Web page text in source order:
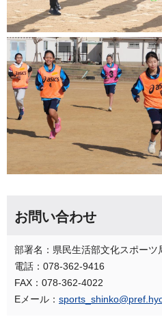
お問い合わせ
部署名：県民生活部文化スポーツ
電話：078-362-9416
FAX：078-362-4022
Eメール：